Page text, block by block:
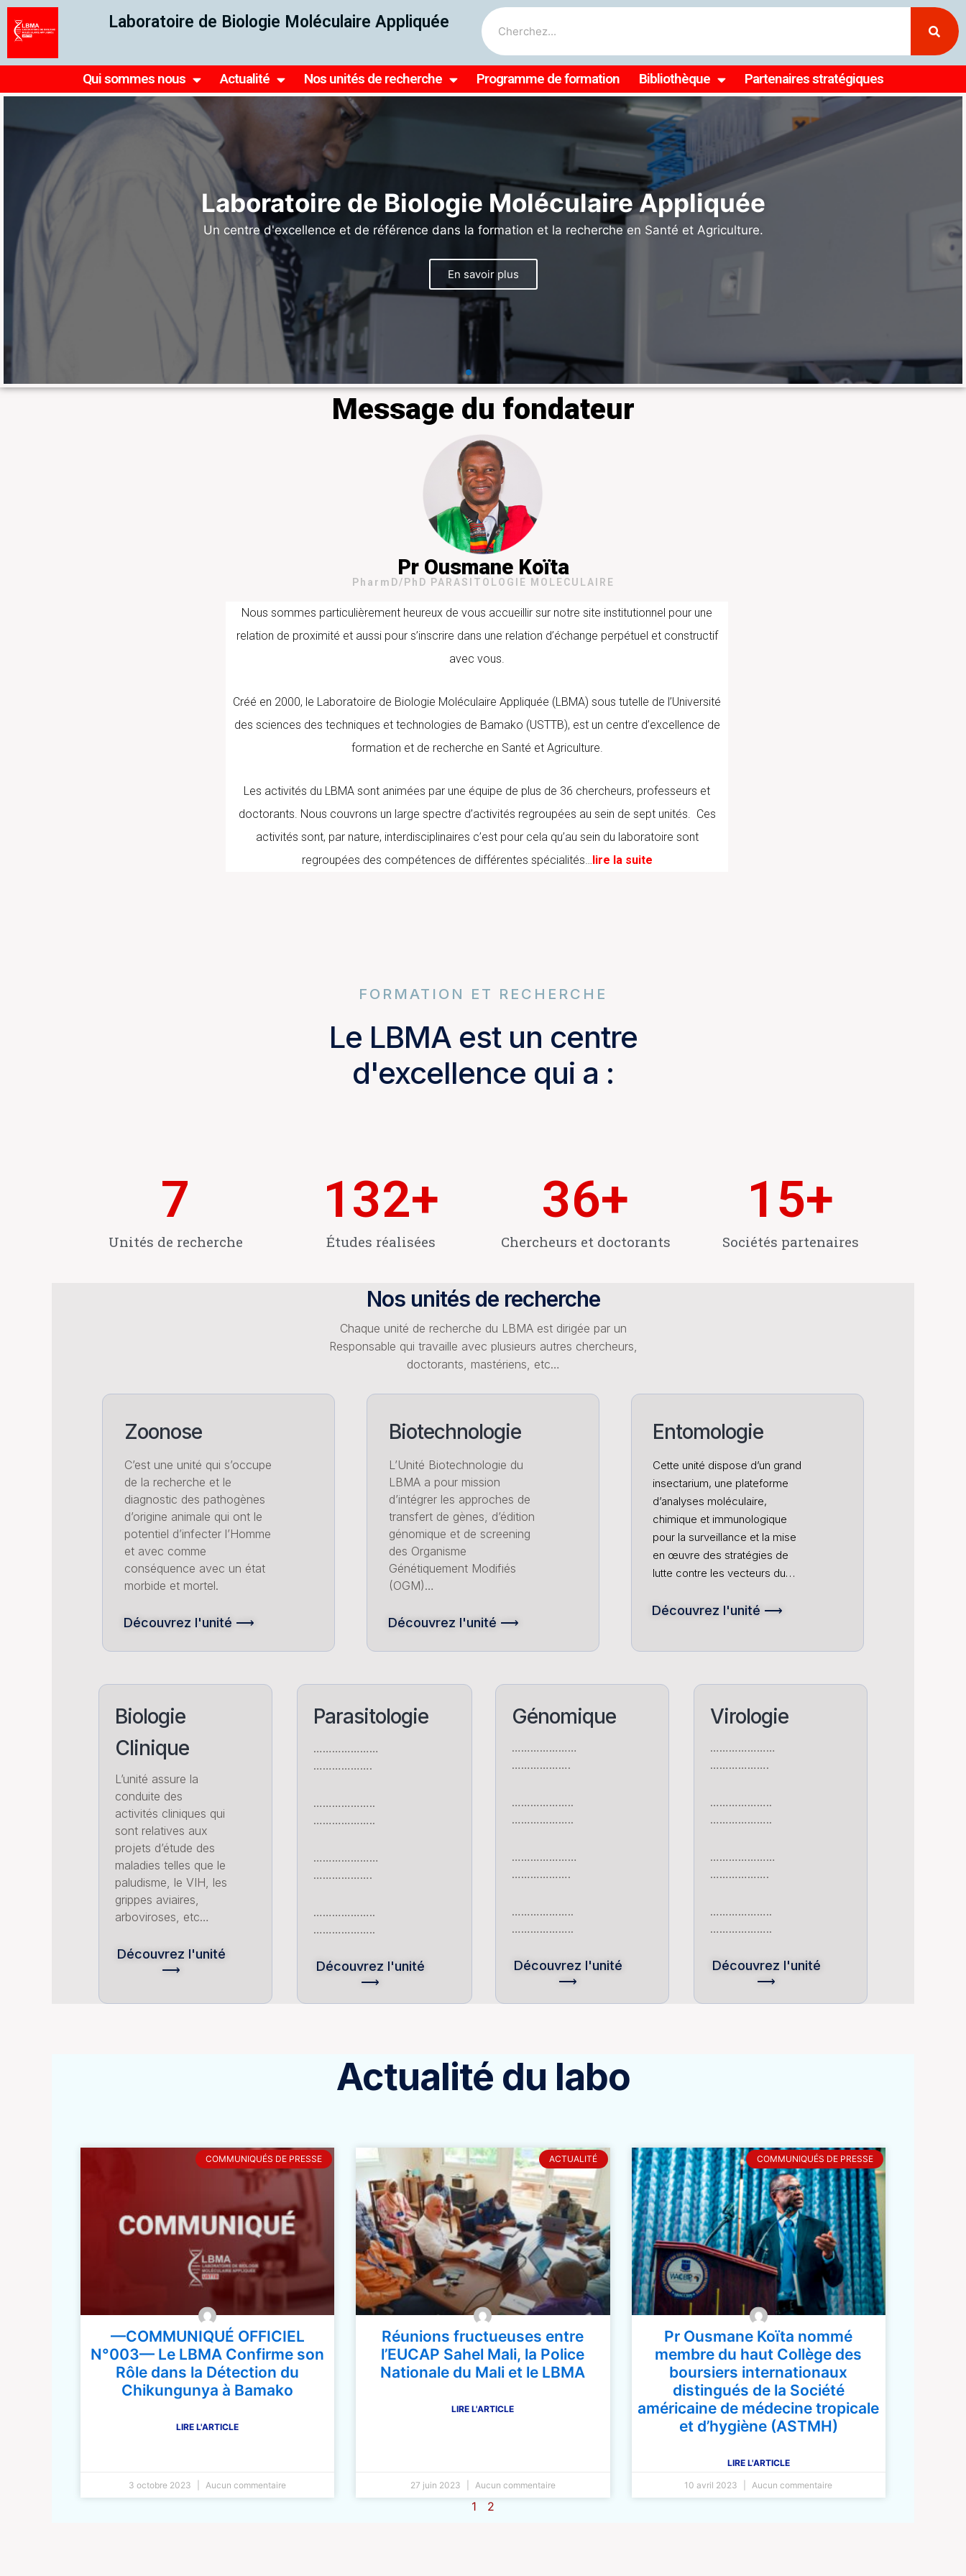
Laboratoire de Biologie Moléculaire Appliquée
Qui sommes nous Actualité Nos unités de recherche Programme de formation Bibliothèque Partenaires stratégiques
Ensemble, nous pouvons faire briller la
recherche en médecine tropicale et en
agriculture en Afrique
Le Laboratoire fait partie du 𝐝𝐮 𝐡𝐚𝐮𝐭 𝐂𝐨𝐥𝐥𝐞̀𝐠𝐞 𝐝𝐞𝐬 𝐛𝐨𝐮𝐫𝐬𝐢𝐞𝐫𝐬 𝐢𝐧𝐭𝐞𝐫𝐧𝐚𝐭𝐢𝐨𝐧𝐚𝐮𝐱 𝐝𝐢𝐬𝐭𝐢𝐧𝐠𝐮𝐞́𝐬 𝐝𝐞 𝐥𝐚 𝐒𝐨𝐜𝐢𝐞́𝐭𝐞́
𝐚𝐦𝐞́𝐫𝐢𝐜𝐚𝐢𝐧𝐞 𝐝𝐞 𝐦𝐞́𝐝𝐞𝐜𝐢𝐧𝐞 𝐭𝐫𝐨𝐩𝐢𝐜𝐚𝐥𝐞 𝐞𝐭 𝐝'𝐡𝐲𝐠𝐢𝐞̀𝐧𝐞 à travers Professeur Ousmane Koïta
En savoir plus
Message du fondateur
Pr Ousmane Koïta
PharmD/PhD PARASITOLOGIE MOLECULAIRE
Nous sommes particulièrement heureux de vous accueillir sur notre site institutionnel pour une
relation de proximité et aussi pour s’inscrire dans une relation d’échange perpétuel et constructif
avec vous.
Créé en 2000, le Laboratoire de Biologie Moléculaire Appliquée (LBMA) sous tutelle de l’Université
des sciences des techniques et technologies de Bamako (USTTB), est un centre d’excellence de
formation et de recherche en Santé et Agriculture.
Les activités du LBMA sont animées par une équipe de plus de 36 chercheurs, professeurs et
doctorants. Nous couvrons un large spectre d’activités regroupées au sein de sept unités. Ces
activités sont, par nature, interdisciplinaires c’est pour cela qu’au sein du laboratoire sont
regroupées des compétences de différentes spécialités… lire la suite
FORMATION ET RECHERCHE
Le LBMA est un centre
d'excellence qui a :
7
Unités de recherche
132+
Études réalisées
36+
Chercheurs et doctorants
15+
Sociétés partenaires
Nos unités de recherche
Chaque unité de recherche du LBMA est dirigée par un
Responsable qui travaille avec plusieurs autres chercheurs,
doctorants, mastériens, etc…
Zoonose
C’est une unité qui s’occupe
de la recherche et le
diagnostic des pathogènes
d’origine animale qui ont le
potentiel d’infecter l’Homme
et avec comme
conséquence avec un état
morbide et mortel.
Découvrez l'unité ⟶
Biotechnologie
L’Unité Biotechnologie du
LBMA a pour mission
d’intégrer les approches de
transfert de gènes, d’édition
génomique et de screening
des Organisme
Génétiquement Modifiés
(OGM)…
Découvrez l'unité ⟶
Entomologie
Cette unité dispose d’un grand
insectarium, une plateforme
d’analyses moléculaire,
chimique et immunologique
pour la surveillance et la mise
en œuvre des stratégies de
lutte contre les vecteurs du…
Découvrez l'unité ⟶
Biologie
Clinique
L’unité assure la
conduite des
activités cliniques qui
sont relatives aux
projets d’étude des
maladies telles que le
paludisme, le VIH, les
grippes aviaires,
arboviroses, etc…
Découvrez l'unité
⟶
Parasitologie
…………………
……………….
………………..
………………..
…………………
……………….
………………..
………………..
Découvrez l'unité
⟶
Génomique
…………………
……………….
………………..
………………..
…………………
……………….
………………..
………………..
Découvrez l'unité
⟶
Virologie
…………………
……………….
………………..
………………..
…………………
……………….
………………..
………………..
Découvrez l'unité
⟶
Actualité du labo
COMMUNIQUÉS DE PRESSE
—COMMUNIQUÉ OFFICIEL
N°003— Le LBMA Confirme son
Rôle dans la Détection du
Chikungunya à Bamako
LIRE L'ARTICLE
3 octobre 2023 Aucun commentaire
ACTUALITÉ
Réunions fructueuses entre
l’EUCAP Sahel Mali, la Police
Nationale du Mali et le LBMA
LIRE L'ARTICLE
27 juin 2023 Aucun commentaire
COMMUNIQUÉS DE PRESSE
Pr Ousmane Koïta nommé
membre du haut Collège des
boursiers internationaux
distingués de la Société
américaine de médecine tropicale
et d’hygiène (ASTMH)
LIRE L'ARTICLE
10 avril 2023 Aucun commentaire
1 2